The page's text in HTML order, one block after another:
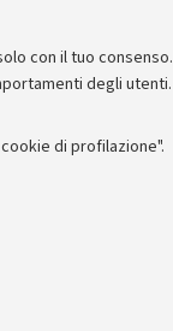
con il tuo consenso.
degli utenti.
di profilazione".